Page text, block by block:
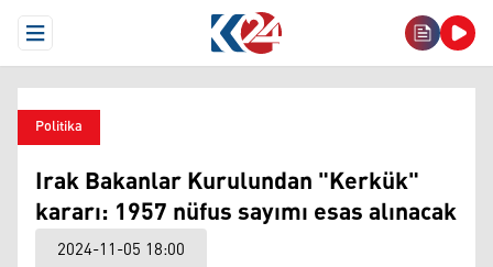
Open Menu
Politika
Irak Bakanlar Kurulundan "Kerkük"
kararı: 1957 nüfus sayımı esas alınacak
2024-11-05 18:00